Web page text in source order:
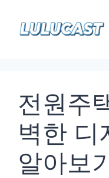
전원주
벽한 디
알아보